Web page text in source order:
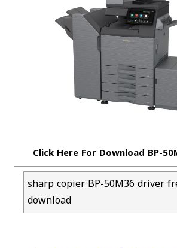
Click Here For Download BP-
sharp copier BP-50M36 driver
download